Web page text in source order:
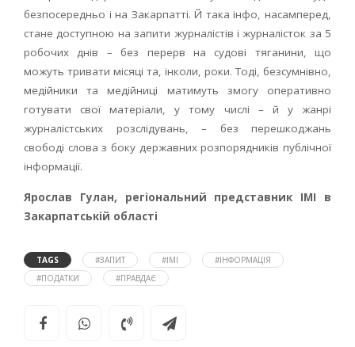
безпосередньо і на Закарпатті. Й така інфо, насамперед,
стане доступною на запити журналістів і журналісток за 5
робочих днів – без перерв на судові тяганини, що
можуть тривати місяці та, інколи, роки. Тоді, безсумнівно,
медійники та медійниці матимуть змогу оперативно
готувати свої матеріали, у тому числі – й у жанрі
журналістських розслідувань, – без перешкоджань
свободі слова з боку державних розпорядників публічної
інформації.
Ярослав Гулан, регіональний представник ІМІ в
Закарпатській області
TAGS #ЗАПИТ #ІМІ
#ІНФОРМАЦІЯ
#ПОДАТКИ
#ПРАВДАЄ